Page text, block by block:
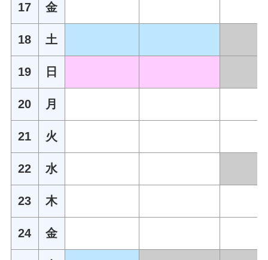
17 金
18 土
19 日
20 月
21 火
22 水
23 木
24 金